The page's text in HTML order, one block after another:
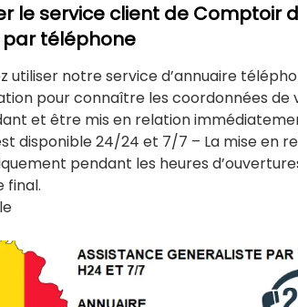
le service client de Comptoir
par téléphone
utiliser notre service d’annuaire
pour connaître les coordonnées de
et être mis en relation
disponible 24/24 et 7/7 – La mise en
pendant les heures
final.